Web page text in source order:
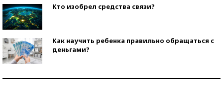
Кто изобрел средства связи?
Как научить ребенка правильно обращаться с
деньгами?